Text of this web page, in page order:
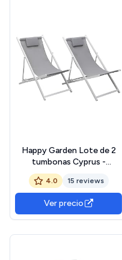
Happy Garden Lote de 2
tumbonas Cyprus -
textilene Gris/Estructura
Blanco
4.0 15 reviews
Ver precio